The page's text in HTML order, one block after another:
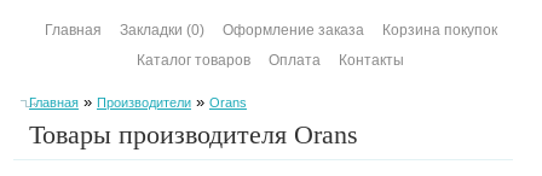
Главная Закладки (0) Оформление заказа
Корзина покупок
Каталог товаров
Оплата Контакты
Главная» Производители» Orans
Товары производителя Orans